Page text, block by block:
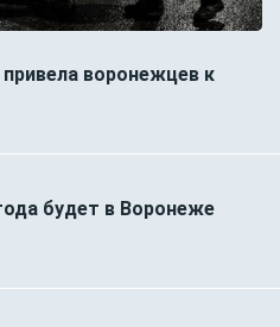
воронежцев к
будет в Воронеже